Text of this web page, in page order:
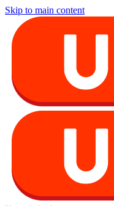
Skip to main content